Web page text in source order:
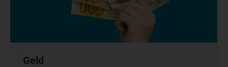
Geld